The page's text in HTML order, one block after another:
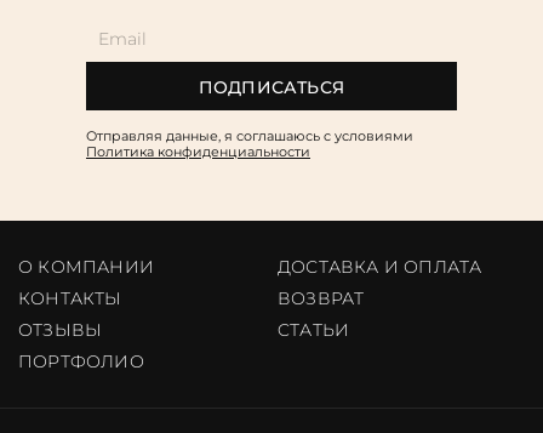
ПОДПИСАТЬСЯ
Отправляя данные, я соглашаюсь c условиями
Политика конфиденциальности
О КОМПАНИИ
ДОСТАВКА И ОПЛАТА
КОНТАКТЫ
ВОЗВРАТ
ОТЗЫВЫ
CТАТЬИ
ПОРТФОЛИО